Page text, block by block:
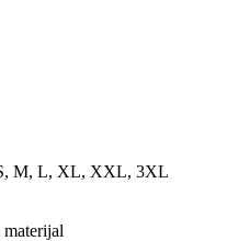
M, L, XL, XXL, 3XL